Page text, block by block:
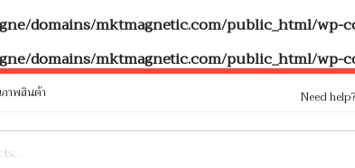
domains/mktmagnetic.com/public_html/
domains/mktmagnetic.com/public_html/
าพสินค้า Need help?